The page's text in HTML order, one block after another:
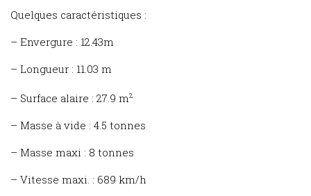
Quelques caractéristiques :
– Envergure : 12.43m
– Longueur : 11.03 m
– Surface alaire : 27.9 m2
– Masse à vide : 4.5 tonnes
– Masse maxi : 8 tonnes
– Vitesse maxi. : 689 km/h